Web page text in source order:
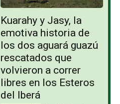
Kuarahy y Jasy, la
emotiva historia de
los dos aguará guazú
rescatados que
volvieron a correr
libres en los Esteros
del Iberá